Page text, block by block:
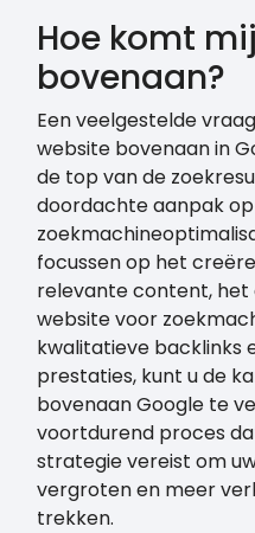
Hoe komt
bovenaan?
Een veelgestelde
website bovenaan in
de top van de
doordachte aanpak
focussen op het
relevante content, het
website voor
kwalitatieve backlinks
prestaties, kunt u de
bovenaan Google te
voortdurend proces
strategie vereist om
vergroten en meer
trekken.